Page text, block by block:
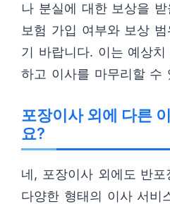
나 분실에 대한 보상을
보험 가입 여부와 보상
기 바랍니다. 이는 예상
하고 이사를 마무리할 수
포장이사 외에 다른
요?
네, 포장이사 외에도 반
다양한 형태의 이사 서비